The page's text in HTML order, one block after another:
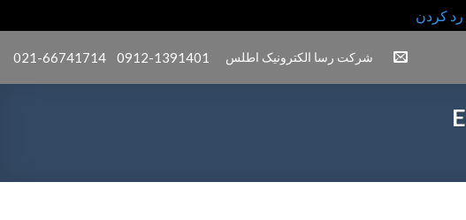
رد کردن
شرکت رسا الکترونیک اطلس 0912-1391401
021-66741714